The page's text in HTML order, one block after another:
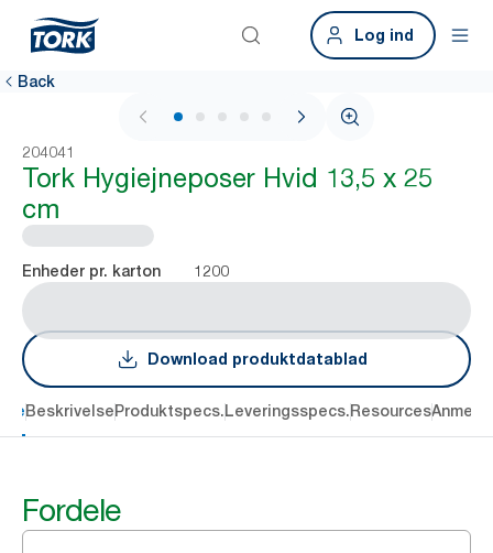
Log ind
Back
1 / 5
204041
Tork Hygiejneposer Hvid 13,5 x 25
cm
Enheder pr. karton 1200
Download produktdatablad
BeskrivelseProduktspecs.Leveringsspecs.Resources
Fordele